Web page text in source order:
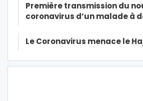
Première transmission du
coronavirus d’un malade à
Le Coronavirus menace le